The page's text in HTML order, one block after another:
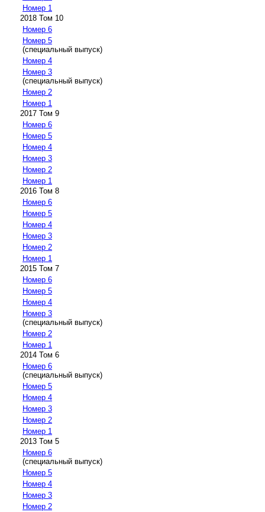
Номер 1
2018 Том 10
Номер 6
Номер 5
(специальный выпуск)
Номер 4
Номер 3
(специальный выпуск)
Номер 2
Номер 1
2017 Том 9
Номер 6
Номер 5
Номер 4
Номер 3
Номер 2
Номер 1
2016 Том 8
Номер 6
Номер 5
Номер 4
Номер 3
Номер 2
Номер 1
2015 Том 7
Номер 6
Номер 5
Номер 4
Номер 3
(специальный выпуск)
Номер 2
Номер 1
2014 Том 6
Номер 6
(специальный выпуск)
Номер 5
Номер 4
Номер 3
Номер 2
Номер 1
2013 Том 5
Номер 6
(специальный выпуск)
Номер 5
Номер 4
Номер 3
Номер 2